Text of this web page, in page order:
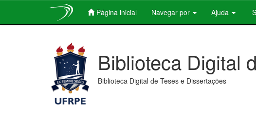
Página inicial Navegar por Ajuda
Biblioteca Digital
Biblioteca Digital de Teses e Dissertações